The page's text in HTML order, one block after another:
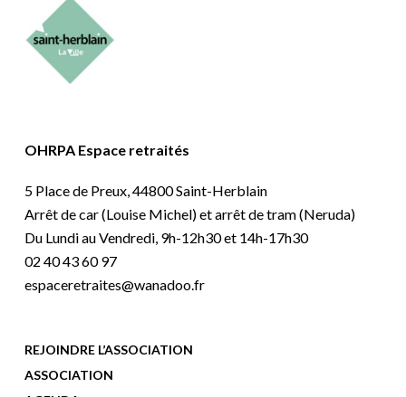
OHRPA Espace retraités
5 Place de Preux, 44800 Saint-Herblain
Arrêt de car (Louise Michel) et arrêt de tram (Neruda)
Du Lundi au Vendredi, 9h-12h30 et 14h-17h30
02 40 43 60 97
espaceretraites@wanadoo.fr
REJOINDRE L’ASSOCIATION
ASSOCIATION